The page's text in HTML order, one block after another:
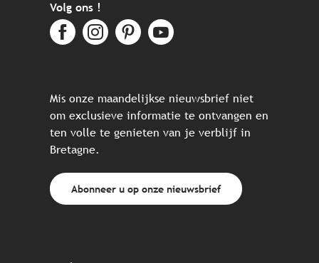
Volg ons !
Mis onze maandelijkse nieuwsbrief niet
om exclusieve informatie te ontvangen en
ten volle te genieten van je verblijf in
Bretagne.
Abonneer u op onze nieuwsbrief